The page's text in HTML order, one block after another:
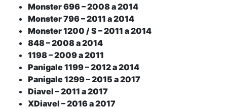
Monster 696 – 2008 a 2014
Monster 796 – 2011 a 2014
Monster 1200 / S – 2011 a 2014
848 – 2008 a 2014
1198 – 2009 a 2011
Panigale 1199 – 2012 a 2014
Panigale 1299 – 2015 a 2017
Diavel – 2011 a 2017
XDiavel – 2016 a 2017